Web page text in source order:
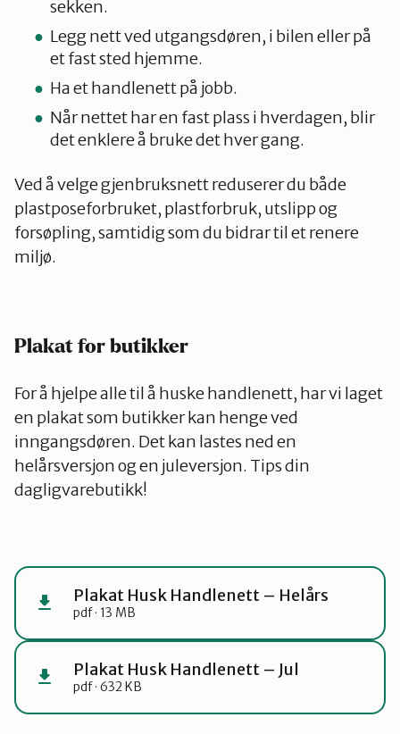
sekken.
Legg nett ved utgangsdøren, i bilen eller på
et fast sted hjemme.
Ha et handlenett på jobb.
Når nettet har en fast plass i hverdagen, blir
det enklere å bruke det hver gang.
Ved å velge gjenbruksnett reduserer du både
plastposeforbruket, plastforbruk, utslipp og
forsøpling, samtidig som du bidrar til et renere
miljø.
Plakat for butikker
For å hjelpe alle til å huske handlenett, har vi laget
en plakat som butikker kan henge ved
inngangsdøren. Det kan lastes ned en
helårsversjon og en juleversjon. Tips din
dagligvarebutikk!
Plakat Husk Handlenett – Helårs
pdf · 13 MB
Plakat Husk Handlenett – Jul
pdf · 632 KB